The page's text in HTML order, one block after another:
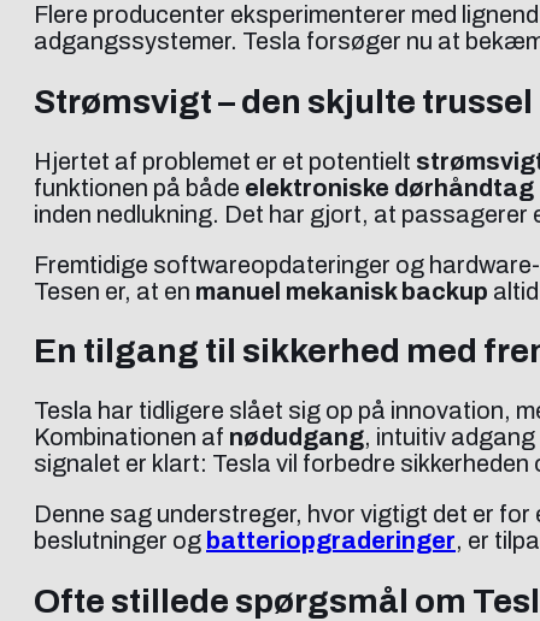
Flere producenter eksperimenterer med
adgangssystemer. Tesla forsøger nu at
Strømsvigt – den skjulte trussel
Hjertet af problemet er et potentielt
funktionen på både elektroniske dørhåndtag
inden nedlukning. Det har gjort, at
Fremtidige softwareopdateringer og
Tesen er, at en manuel mekanisk backup
En tilgang til sikkerhed med
Tesla har tidligere slået sig op på innovation,
Kombinationen af nødudgang, intuitiv
signalet er klart: Tesla vil forbedre
Denne sag understreger, hvor vigtigt det er
beslutninger og batteriopgraderinger, er
Ofte stillede spørgsmål om